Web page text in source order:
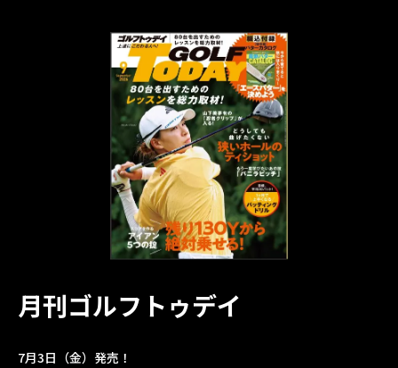
月刊ゴルフトゥデイ
7月3日（金）発売！